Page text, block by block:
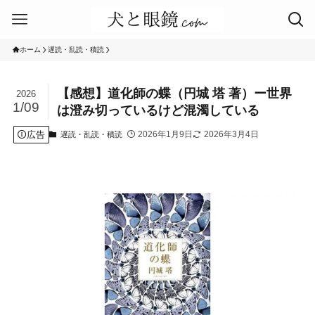
ホーム 遅読・乱読・積読
【感想】道化師の蝶（円城 塔 著）ー世界
は澄み切っているけど混濁している
2026
1/09
広告 遅読・乱読・積読 2026年1月9日 2026年3月4日